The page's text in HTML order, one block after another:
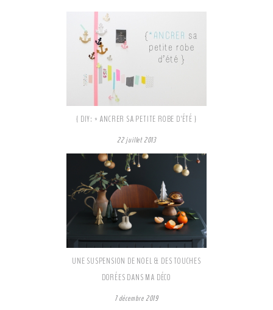
{ DIY: * ANCRER SA PETITE ROBE D’ÉTÉ }
22 juillet 2013
UNE SUSPENSION DE NOEL & DES TOUCHES
DORÉES DANS MA DÉCO
7 décembre 2019